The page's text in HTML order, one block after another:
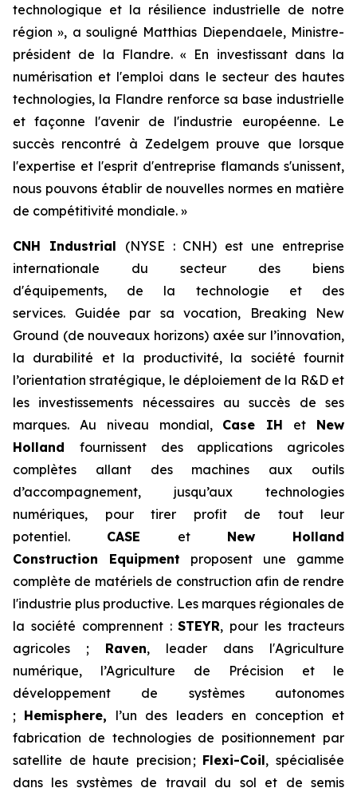
technologique et la résilience industrielle de notre
région », a souligné Matthias Diependaele, Ministre-
président de la Flandre. « En investissant dans la
numérisation et l'emploi dans le secteur des hautes
technologies, la Flandre renforce sa base industrielle
et façonne l'avenir de l'industrie européenne. Le
succès rencontré à Zedelgem prouve que lorsque
l'expertise et l'esprit d'entreprise flamands s'unissent,
nous pouvons établir de nouvelles normes en matière
de compétitivité mondiale. »
CNH Industrial (NYSE : CNH) est une entreprise
internationale du secteur des biens
d'équipements, de la technologie et des
services. Guidée par sa vocation, Breaking New
Ground (de nouveaux horizons) axée sur l’innovation,
la durabilité et la productivité, la société fournit
l’orientation stratégique, le déploiement de la R&D et
les investissements nécessaires au succès de ses
marques. Au niveau mondial, Case IH et New
Holland fournissent des applications agricoles
complètes allant des machines aux outils
d’accompagnement, jusqu’aux technologies
numériques, pour tirer profit de tout leur
potentiel. CASE et New Holland
Construction Equipment proposent une gamme
complète de matériels de construction afin de rendre
l'industrie plus productive. Les marques régionales de
la société comprennent :STEYR, pour les tracteurs
agricoles ; Raven, leader dans l'Agriculture
numérique, l’Agriculture de Précision et le
développement de systèmes autonomes
; Hemisphere, l’un des leaders en conception et
fabrication de technologies de positionnement par
satellite de haute precision ; Flexi-Coil, spécialisée
dans les systèmes de travail du sol et de semis